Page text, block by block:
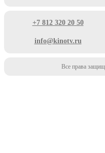
+7 812 320 20 50
info@kinotv.ru
Все права